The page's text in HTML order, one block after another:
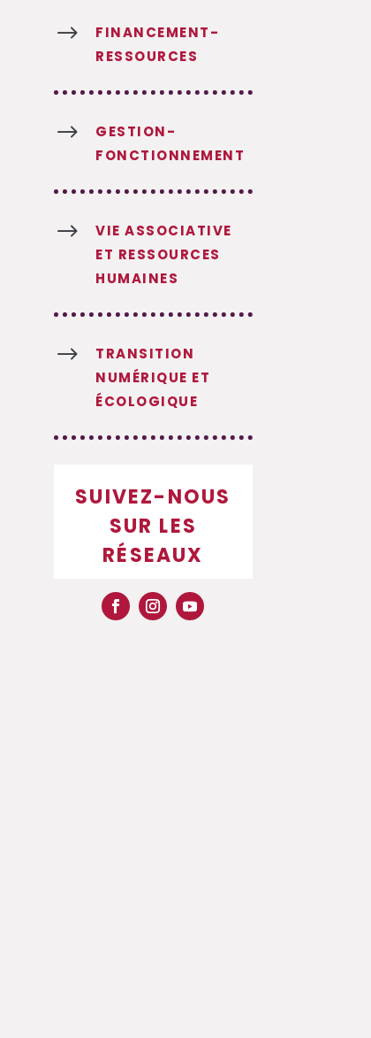
$
FINANCEMENT-
RESSOURCES
$
GESTION-
FONCTIONNEMENT
$
VIE ASSOCIATIVE
ET RESSOURCES
HUMAINES
$
TRANSITION
NUMÉRIQUE ET
ÉCOLOGIQUE
SUIVEZ-NOUS
SUR LES
RÉSEAUX